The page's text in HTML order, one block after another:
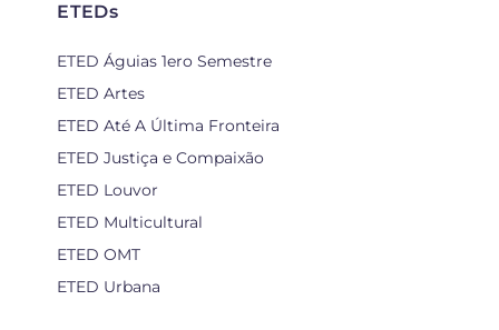
ETEDs
ETED Águias 1ero Semestre
ETED Artes
ETED Até A Última Fronteira
ETED Justiça e Compaixão
ETED Louvor
ETED Multicultural
ETED OMT
ETED Urbana